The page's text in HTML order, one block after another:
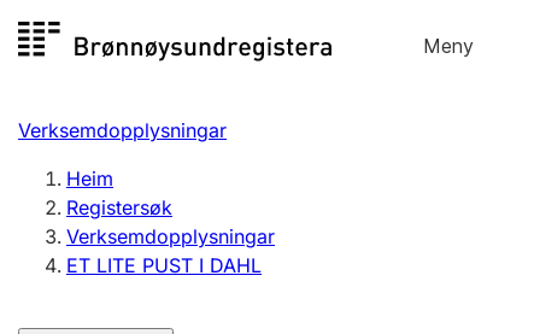
til
Meny
Registersøk
Aksjeselskap
Enkeltpersonføretak
Registrere, endre, slette
Verksemdopplysningar
Heim
Registersøk
Verksemdopplysningar
ET LITE PUST I DAHL